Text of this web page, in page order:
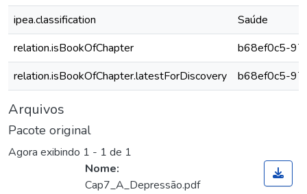
ipea.classification
Saúde
relation.isBookOfChapter
b68ef0c5-
relation.isBookOfChapter.latestForDiscovery
b68ef0c5-
Arquivos
Pacote original
Agora exibindo 1 - 1 de 1
Nome:
Cap7_A_Depressão.pdf